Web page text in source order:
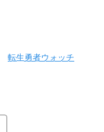
転生勇者ウォッチ